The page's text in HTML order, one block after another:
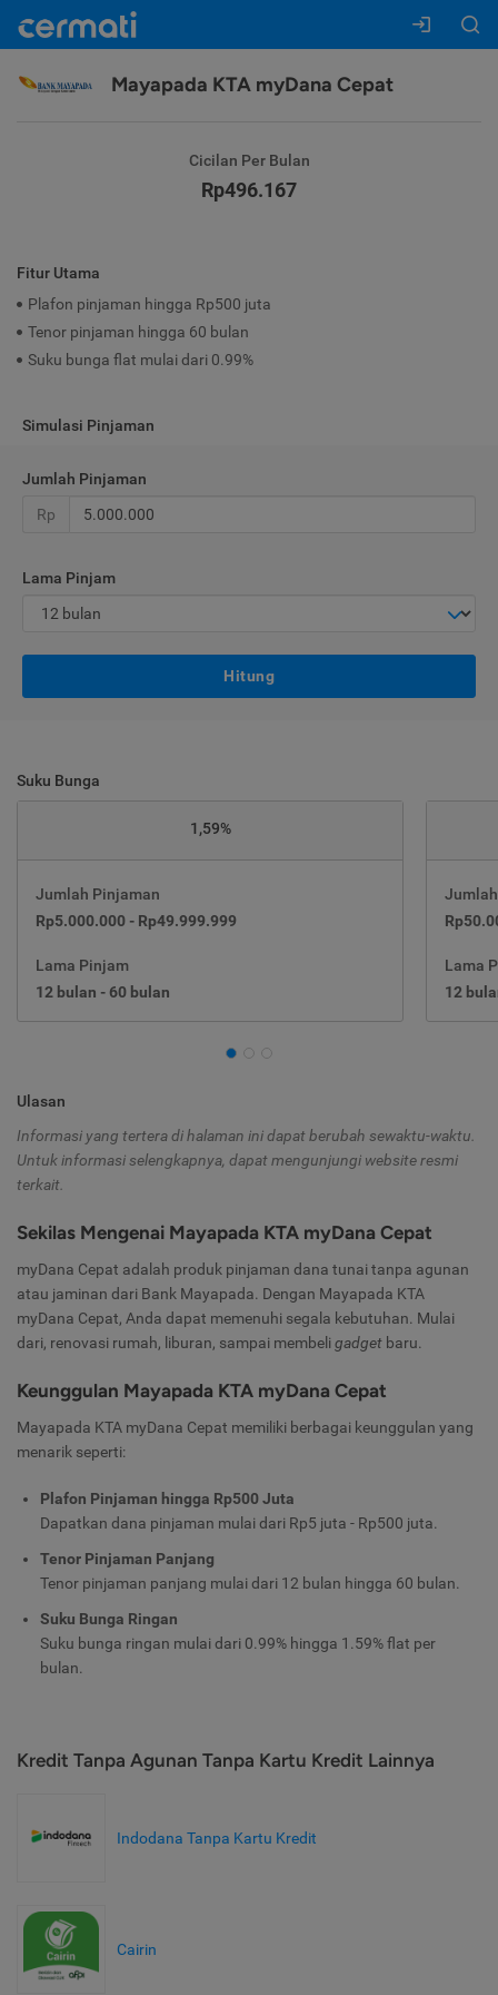
Mayapada KTA myDana Cepat
Cicilan Per Bulan
Rp496.167
Fitur Utama
Plafon pinjaman hingga Rp500 juta
Tenor pinjaman hingga 60 bulan
Suku bunga flat mulai dari 0.99%
Simulasi Pinjaman
Jumlah Pinjaman
Rp
Lama Pinjam
Hitung
Suku Bunga
1,59%
Jumlah Pinjaman
Rp5.000.000 - Rp49.999.999
Lama Pinjam
12 bulan - 60 bulan
Lama
12
Ulasan
Informasi yang tertera di halaman ini dapat berubah sewaktu-waktu.
Untuk informasi selengkapnya, dapat mengunjungi website resmi
terkait.
Sekilas Mengenai Mayapada KTA myDana Cepat
myDana Cepat adalah produk pinjaman dana tunai tanpa agunan
atau jaminan dari Bank Mayapada. Dengan Mayapada KTA
myDana Cepat, Anda dapat memenuhi segala kebutuhan. Mulai
dari, renovasi rumah, liburan, sampai membeligadget baru.
Keunggulan Mayapada KTA myDana Cepat
Mayapada KTA myDana Cepat memiliki berbagai keunggulan yang
menarik seperti:
Plafon Pinjaman hingga Rp500 Juta
Dapatkan dana pinjaman mulai dari Rp5 juta - Rp500 juta.
Tenor Pinjaman Panjang
Tenor pinjaman panjang mulai dari 12 bulan hingga 60 bulan.
Suku Bunga Ringan
Suku bunga ringan mulai dari 0.99% hingga 1.59% flat per
bulan.
Kredit Tanpa Agunan Tanpa Kartu Kredit Lainnya
Indodana Tanpa Kartu Kredit
Cairin